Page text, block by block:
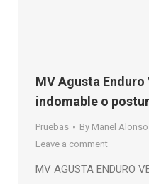
MV Agusta
indomable o
Pruebas By Manel Alonso
Leave a comment
MV AGUSTA ENDURO